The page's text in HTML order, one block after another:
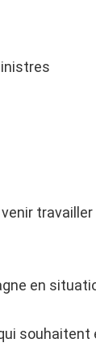
travailler
en
souhaitent